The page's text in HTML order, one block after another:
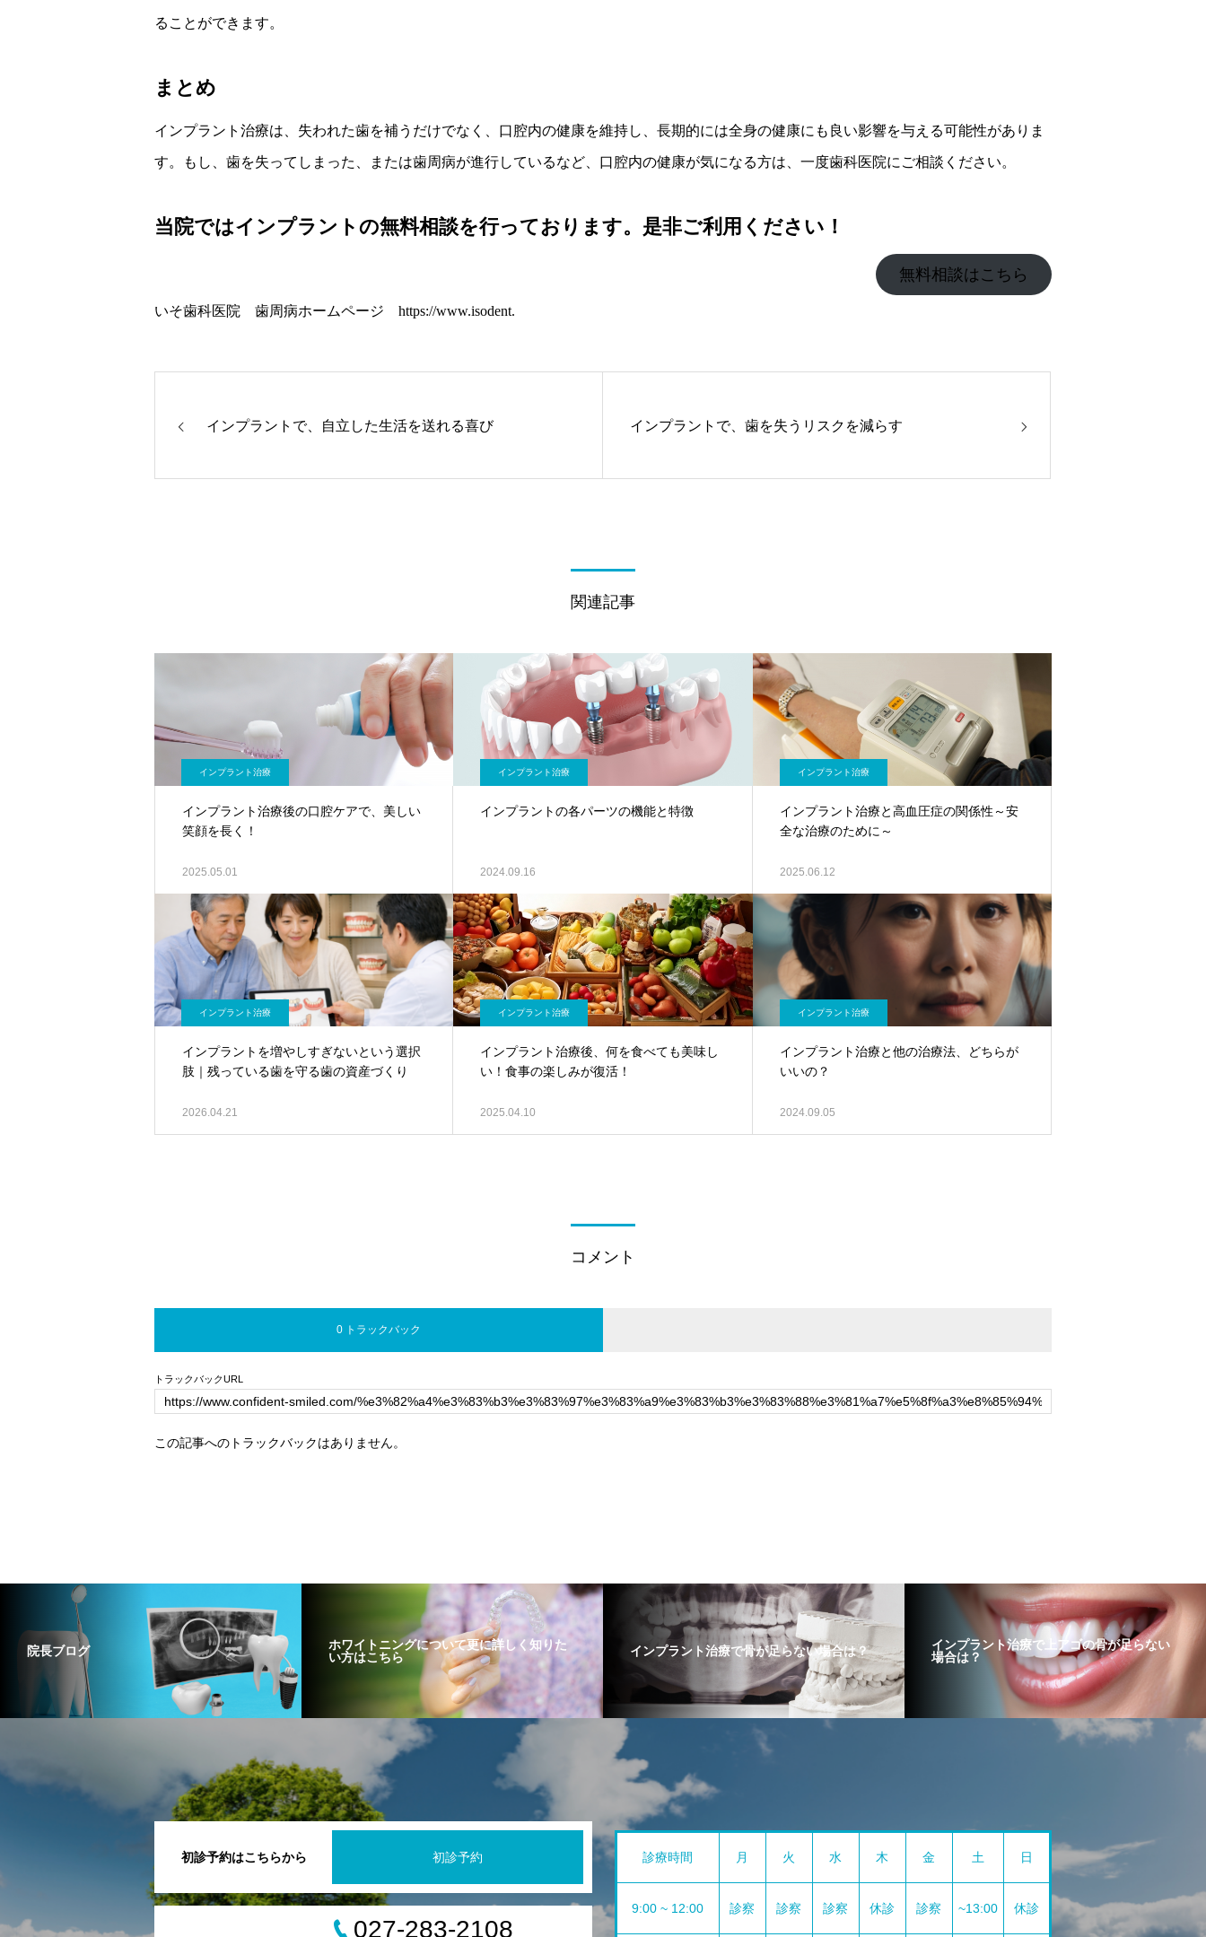
ることができます。
まとめ
インプラント治療は、失われた歯を補うだけでなく、口腔内の健康を維持し、長期的には全身の健康にも良い影響を与える可能性がありま
す。もし、歯を失ってしまった、または歯周病が進行しているなど、口腔内の健康が気になる方は、一度歯科医院にご相談ください。
当院ではインプラントの無料相談を行っております。是非ご利用ください！
無料相談はこちら
いそ歯科医院 歯周病ホームページ https://www.isodent.
インプラントで、自立した生活を送れる喜び インプラントで、歯を失うリスクを減らす
関連記事
インプラント治療
インプラント治療後の口腔ケアで、美しい
笑顔を長く！
2025.05.01
インプラント治療
インプラントの各パーツの機能と特徴
2024.09.16
インプラント治療
インプラント治療と高血圧症の関係性～安
全な治療のために～
2025.06.12
インプラント治療
インプラントを増やしすぎないという選択
肢｜残っている歯を守る歯の資産づくり
2026.04.21
インプラント治療
インプラント治療後、何を食べても美味し
い！食事の楽しみが復活！
2025.04.10
インプラント治療
インプラント治療と他の治療法、どちらが
いいの？
2024.09.05
コメント
0 トラックバック
トラックバックURL
この記事へのトラックバックはありません。
院長ブログ
ホワイトニングについて更に詳しく知りた
い方はこちら
インプラント治療で骨が足らない場合は？
インプラント治療で上アゴの骨が足らない
場合は？
初診予約はこちらから 初診予約
027-283-2108
診療時間 月 火 水 木 金 土 日
9:00 ~ 12:00 診察 診察 診察 休診 診察 ~13:00 休診